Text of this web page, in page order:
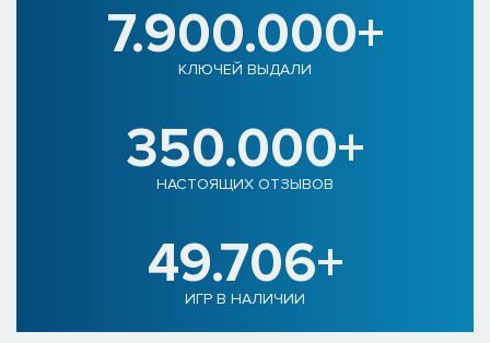
7.900.000+
КЛЮЧЕЙ ВЫДАЛИ
350.000+
НАСТОЯЩИХ ОТЗЫВОВ
49.706+
ИГР В НАЛИЧИИ